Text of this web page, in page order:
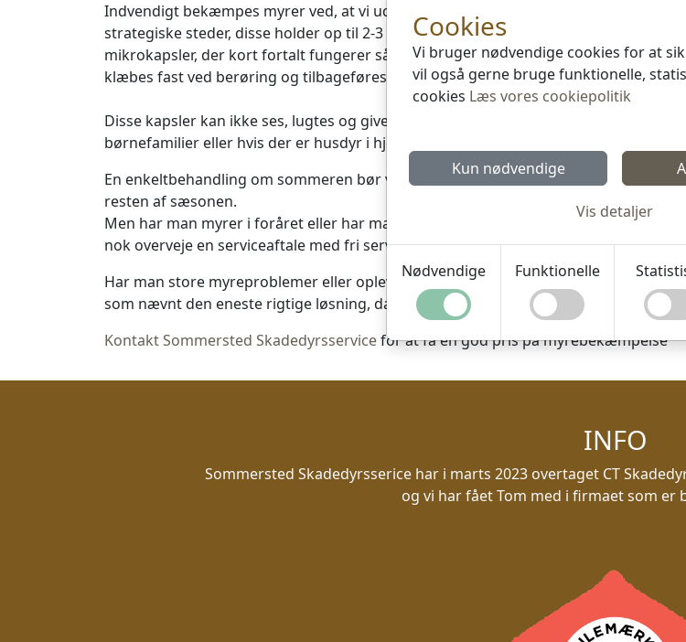
Cookies
Vi bruger nødvendige cookies for at
vil også gerne bruge funktionelle,
cookies Læs vores cookiepolitik
Kun nødvendige
Vis detaljer
Nødvendige Funktionelle
Indvendigt bekæmpes myrer ved, at vi udlægger “usynlig” spærbælter på
strategiske steder, disse holder op til 2-3 mdr. Denne hinde består af såkaldte
mikrokapsler, der kort fortalt fungerer således, at myrerne berører kapslerne, der
klæbes fast ved berøring og tilbageføres til selve myreboet under huset.
Disse kapsler kan ikke ses, lugtes og give ikke nogen form for gene hos
børnefamilier eller hvis der er husdyr i hjemmet.
En enkeltbehandling om sommeren bør være tilstrækkelig for at være fri for myrer
resten af sæsonen.
Men har man myrer i foråret eller har man haft myrer tidligere sæsoner, bør man
nok overveje en serviceaftale med fri service året rundt.
Har man store myreproblemer eller opleves der myrer tidligt på sæsonen er dette
som nævnt den eneste rigtige løsning, da aftalen giver ret til fri ubegrænset tilkald.
Kontakt Sommersted Skadedyrsservicefor at få en god pris på myrebekæmpelse
INFO
Sommersted Skadedyrsserice har i marts 2023 overtaget CT
og vi har fået Tom med i firmaet som